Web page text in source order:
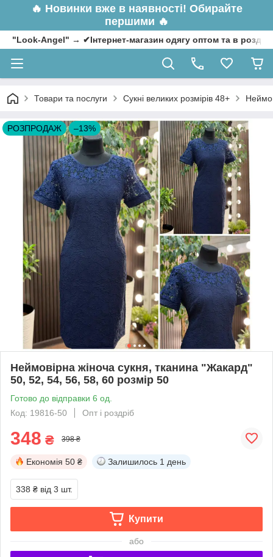
🔥 Новинки вже в наявності! Обирайте
першими 🔥
"Look-Angel" → ✔Інтернет-магазин одягу оптом та в
Товари та послуги Сукні великих розмірів 48+
РОЗПРОДАЖ –13%
Неймовірна жіноча сукня, тканина "Жакард"
50, 52, 54, 56, 58, 60 розмір 50
Готово до відправки 6 од.
Код: 19816-50
Опт і роздріб
348 ₴ 398 ₴
Економія 50 ₴ Залишилось 1 день
338 ₴ від 3 шт.
Купити
або